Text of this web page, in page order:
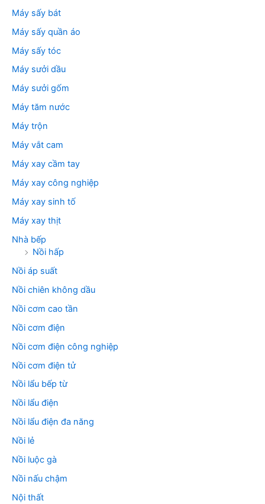
Máy sấy bát
Máy sấy quần áo
Máy sấy tóc
Máy sưởi dầu
Máy sưởi gốm
Máy tăm nước
Máy trộn
Máy vắt cam
Máy xay cầm tay
Máy xay công nghiệp
Máy xay sinh tố
Máy xay thịt
Nhà bếp
Nồi hấp
Nồi áp suất
Nồi chiên không dầu
Nồi cơm cao tần
Nồi cơm điện
Nồi cơm điện công nghiệp
Nồi cơm điện tử
Nồi lẩu bếp từ
Nồi lẩu điện
Nồi lẩu điện đa năng
Nồi lẻ
Nồi luộc gà
Nồi nấu chậm
Nội thất